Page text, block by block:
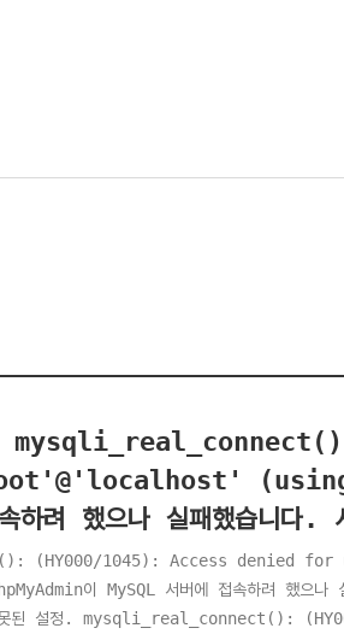
(using
려 했으나 실패했습니다.
(HY000/1045): Access denied for
이 MySQL 서버에 접속하려 했으나 실
잘못된 설정. mysqli_real_connect():